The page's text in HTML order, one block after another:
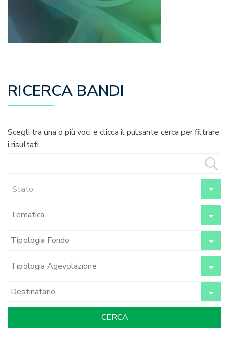
RICERCA BANDI
Scegli tra una o più voci e clicca il pulsante cerca per filtrare
i risultati
Stato